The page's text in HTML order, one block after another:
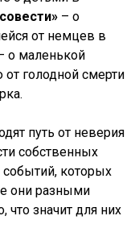
– о
от немцев в
о маленькой
голодной смерти
путь от неверия
собственных
которых
они разными
что значит для них